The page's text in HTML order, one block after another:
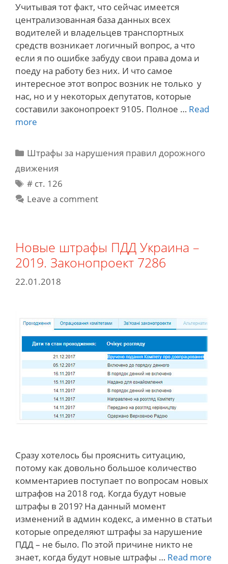
Учитывая тот факт, что сейчас имеется
централизованная база данных всех
водителей и владельцев транспортных
средств возникает логичный вопрос, а что
если я по ошибке забуду свои права дома и
поеду на работу без них. И что самое
интересное этот вопрос возник не только у
нас, но и у некоторых депутатов, которые
составили законопроект 9105. Полное … Read
more
возить
права
с
собой?
Что
права?
Categories
Штрафы за нарушения правил дорожного
движения
Tags
# cт. 126
Leave a comment
Новые штрафы ПДД Украина –
2019. Законопроект 7286
22.01.2018
Сразу хотелось бы прояснить ситуацию,
потому как довольно большое количество
комментариев поступает по вопросам новых
штрафов на 2018 год. Когда будут новые
штрафы в 2019? На данный момент
изменений в админ кодекс, а именно в статьи
которые определяют штрафы за нарушение
ПДД – не было. По этой причине никто не
знает, когда будут новые штрафы … Read more